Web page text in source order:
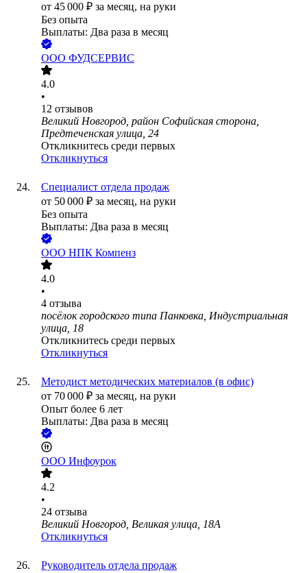
от 45 000 ₽ за месяц, на руки
Без опыта
Выплаты: Два раза в месяц
ООО ФУДСЕРВИС
4.0
•
12 отзывов
Великий Новгород, район Софийская сторона,
Предтеченская улица, 24
Откликнитесь среди первых
Откликнуться
Специалист отдела продаж
от 50 000 ₽ за месяц, на руки
Без опыта
Выплаты: Два раза в месяц
ООО НПК Компенз
4.0
•
4 отзыва
посёлок городского типа Панковка, Индустриальная
улица, 18
Откликнитесь среди первых
Откликнуться
Методист методических материалов (в офис)
от 70 000 ₽ за месяц, на руки
Опыт более 6 лет
Выплаты: Два раза в месяц
ООО Инфоурок
4.2
•
24 отзыва
Великий Новгород, Великая улица, 18А
Откликнуться
Руководитель отдела продаж